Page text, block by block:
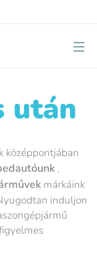
után
középpontjában
,
márkáink
induljon